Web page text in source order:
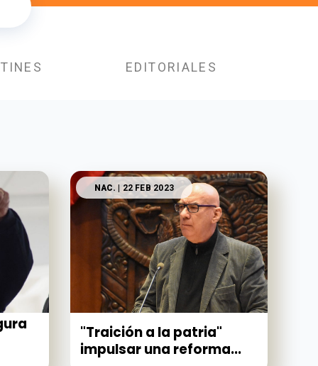
EDITORIALES
NAC. | 22 FEB 2023
"Traición a la patria"
impulsar una reforma...